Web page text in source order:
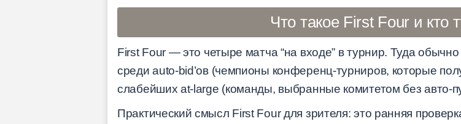
Что такое First Four и кто
First Four — это четыре матча “на входе” в турнир. Туда
среди auto-bid’ов (чемпионы конференц-турниров, которые
слабейших at-large (команды, выбранные комитетом без авто-
Практический смысл First Four для зрителя: это ранняя